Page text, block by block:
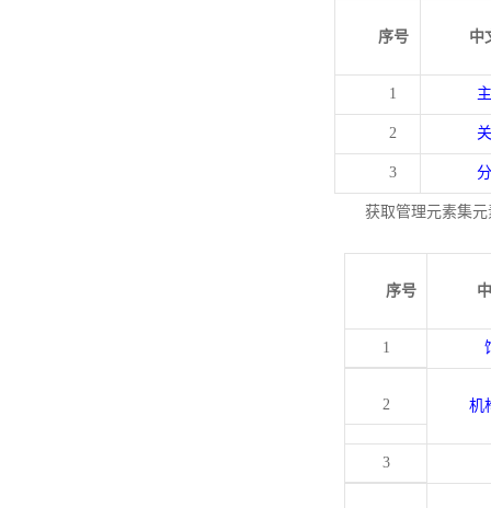
序号 中
1
2
3
获取管理元素集
序号
1
2 机
3